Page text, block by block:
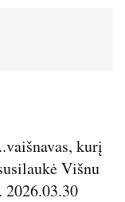
kurį
Višnu
2026.03.30